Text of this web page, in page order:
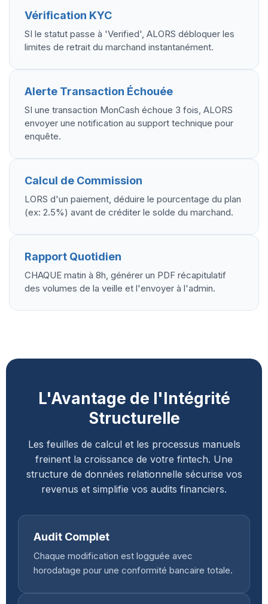
Vérification KYC
SI le statut passe à 'Verified', ALORS débloquer les
limites de retrait du marchand instantanément.
Alerte Transaction Échouée
SI une transaction MonCash échoue 3 fois, ALORS
envoyer une notification au support technique pour
enquête.
Calcul de Commission
LORS d'un paiement, déduire le pourcentage du plan
(ex: 2.5%) avant de créditer le solde du marchand.
Rapport Quotidien
CHAQUE matin à 8h, générer un PDF récapitulatif
des volumes de la veille et l'envoyer à l'admin.
L'Avantage de l'Intégrité
Structurelle
Les feuilles de calcul et les processus manuels
freinent la croissance de votre fintech. Une
structure de données relationnelle sécurise vos
revenus et simplifie vos audits financiers.
Audit Complet
Chaque modification est logguée avec
horodatage pour une conformité bancaire totale.